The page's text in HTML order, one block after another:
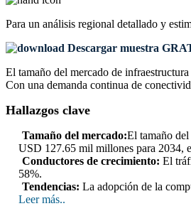
Para un análisis regional detallado y
Descargar muestra
El tamaño del mercado de
Con una demanda continua de
Hallazgos clave
Tamaño del mercado:El tamaño
USD 127.65 mil millones para 2034,
Conductores de crecimiento: El
58%.
Tendencias: La adopción de la
Leer más..